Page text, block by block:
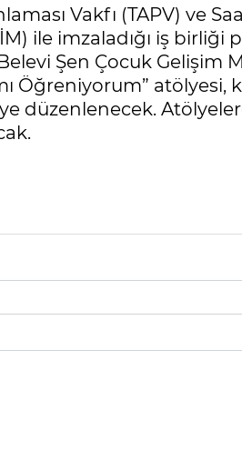
Vakfı (TAPV) ve
ile imzaladığı iş birliği
Şen Çocuk Gelişim
Öğreniyorum” atölyesi,
düzenlenecek.